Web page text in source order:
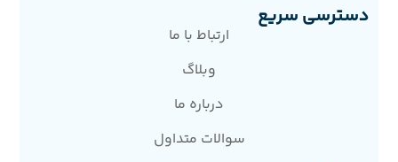
دسترسی سریع
ارتباط با ما
وبلاگ
درباره ما
سوالات متداول